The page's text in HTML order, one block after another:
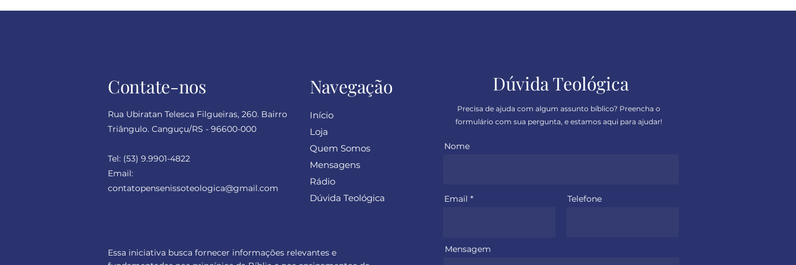
Contate-nos
Rua Ubiratan Telesca Filgueiras, 260. Bairro
Triângulo. Canguçu/RS - 96600-000
Tel: (53) 9.9901-4822
Email:
contatopensenissoteologica@gmail.com
Navegação
Início
Loja
Quem Somos
Mensagens
Rádio
Dúvida Teológica
Essa iniciativa busca fornecer informações relevantes e
Dúvida Teológica
Precisa de ajuda com algum assunto bíblico? Preencha o
formulário com sua pergunta, e estamos aqui para ajudar!
Nome
Email Telefone
Mensagem